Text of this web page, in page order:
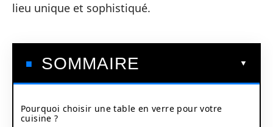
lieu unique et sophistiqué.
SOMMAIRE
Pourquoi choisir une table en verre pour votre
cuisine ?